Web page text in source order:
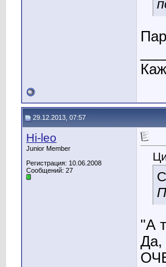
29.12.2013, 07:57
Hi-leo
Junior Member
Регистрация: 10.06.2008
Сообщений: 27
"А
Да,